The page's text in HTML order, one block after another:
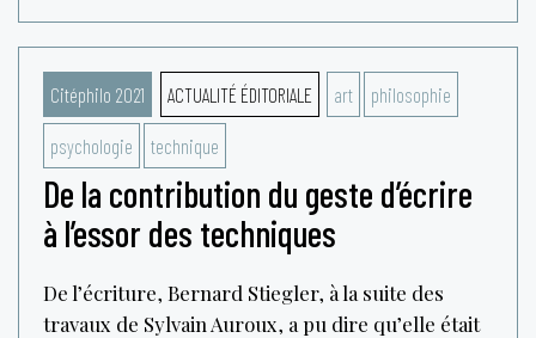
Citéphilo 2021 ACTUALITÉ ÉDITORIALE art philosophie
psychologie technique
De la contribution du geste d’écrire
à l’essor des techniques
De l’écriture, Bernard Stiegler, à la suite des
travaux de Sylvain Auroux, a pu dire qu’elle était